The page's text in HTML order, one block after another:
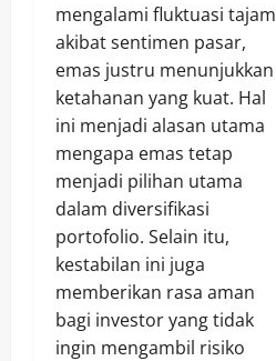
mengalami fluktuasi tajam
akibat sentimen pasar,
emas justru menunjukkan
ketahanan yang kuat. Hal
ini menjadi alasan utama
mengapa emas tetap
menjadi pilihan utama
dalam diversifikasi
portofolio. Selain itu,
kestabilan ini juga
memberikan rasa aman
bagi investor yang tidak
ingin mengambil risiko